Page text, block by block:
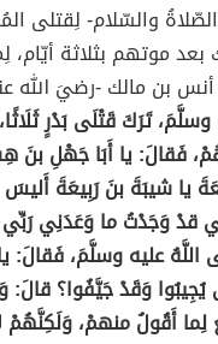
الصّلاةُ والسّلام- لِقتلى
بعد موتهم بثلاثة أيّام،
بن مالك -رضيَ الله
تَرَكَ قَتْلَى بَدْرٍ
فَقالَ: يا أَبَا جَهْلِ بنَ
يا شيبَةَ بنَ رَبِيعَةَ
قدْ وَجَدْتُ ما وَعَدَنِي
عليه وسلَّمَ، فَقالَ:
وَقَدْ جَيَّفُوا؟
لِما أَقُولُ منهمْ، وَلَكِنَّهُمْ